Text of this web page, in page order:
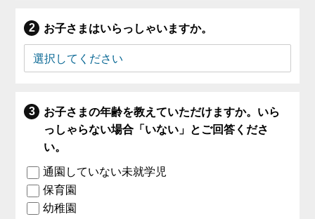
お子さまはいらっしゃいますか。
お子さまの年齢を教えていただけますか。いら
っしゃらない場合「いない」とご回答くださ
い。
通園していない未就学児
保育園
幼稚園